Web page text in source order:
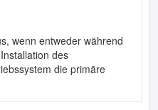
wenn entweder während
des
die primäre